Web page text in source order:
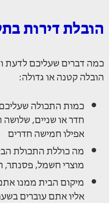
הובלת דירות
כמה דברים שעליכם לדעת
הובלה קטנה או גדולה:
כמות התכולה
חדר או שניים,
אפילו חמישה חדרים
מה כוללת התכולת
מוצרי חשמל, פסנתר,
מיקום הבית ממנו
אליו אתם עוברים